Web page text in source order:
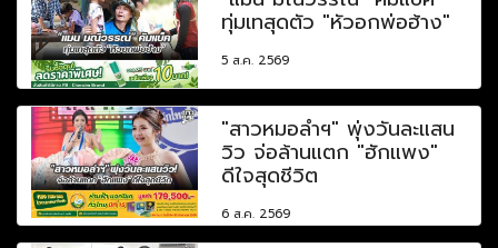
ทุ่มเทสุดตัว "หัวอกพ่อฮ้าง"
5 ส.ค. 2569
"สาวหมอลำฯ" พุ่งวันละแสน
วิว จ่อล้านแตก "ฮักแพง"
ดีใจสุดชีวิต
6 ส.ค. 2569